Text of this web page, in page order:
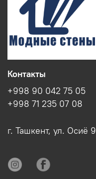
Контакты
+998 90 042 75 05
+998 71 235 07 08
г. Ташкент, ул. Осиё 9